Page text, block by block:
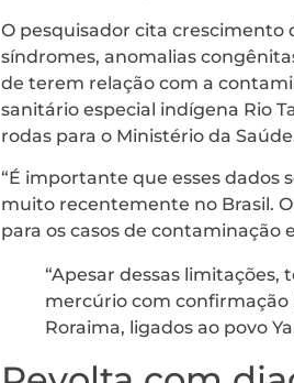
O pesquisador cita crescimento
síndromes, anomalias
de terem relação com a
sanitário especial indígena Rio
rodas para o Ministério da
“É importante que esses dados
muito recentemente no Brasil.
para os casos de contaminação
“Apesar dessas limitações,
mercúrio com confirmação
Roraima, ligados ao povo